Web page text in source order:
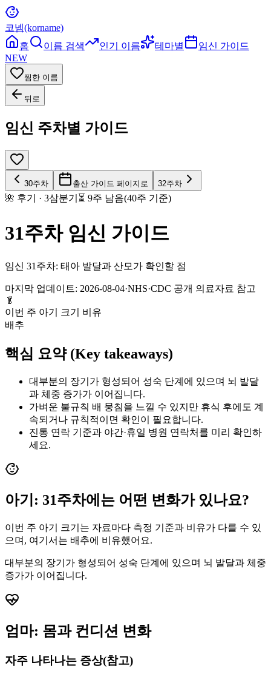
코넴(korname)
홈
이름 검색 인기 이름 테마별
임신 가이드
NEW
찜한 이름
뒤로
임신 주차별 가이드
30주차 출산 가이드 페이지로 32주차
🌺 후기 · 3삼분기 ⏳ 9주 남음(40주 기준)
31주차 임신 가이드
임신 31주차: 태아 발달과 산모가 확인할 점
마지막 업데이트: 2026-08-04·NHS·CDC 공개 의료자료 참고
🥬
이번 주 아기 크기 비유
배추
핵심 요약 (Key takeaways)
대부분의 장기가 형성되어 성숙 단계에 있으며 뇌 발달
과 체중 증가가 이어집니다.
가벼운 불규칙 배 뭉침을 느낄 수 있지만 휴식 후에도 계
속되거나 규칙적이면 확인이 필요합니다.
진통 연락 기준과 야간·휴일 병원 연락처를 미리 확인하
세요.
아기: 31주차에는 어떤 변화가 있나요?
이번 주 아기 크기는 자료마다 측정 기준과 비유가 다를 수 있
으며, 여기서는 배추에 비유했어요.
대부분의 장기가 형성되어 성숙 단계에 있으며 뇌 발달과 체중
증가가 이어집니다.
엄마: 몸과 컨디션 변화
자주 나타나는 증상(참고)